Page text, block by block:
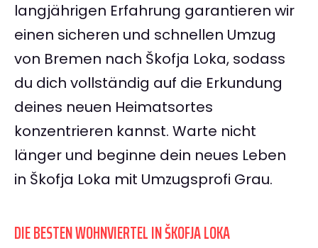
langjährigen Erfahrung garantieren wir
einen sicheren und schnellen Umzug
von Bremen nach Škofja Loka, sodass
du dich vollständig auf die Erkundung
deines neuen Heimatsortes
konzentrieren kannst. Warte nicht
länger und beginne dein neues Leben
in Škofja Loka mit Umzugsprofi Grau.
DIE BESTEN WOHNVIERTEL IN ŠKOFJA LOKA